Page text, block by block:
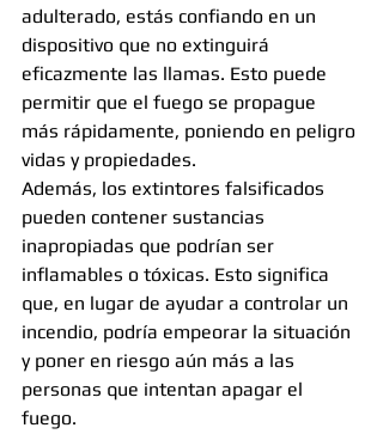
adulterado, estás confiando en un
dispositivo que no extinguirá
eficazmente las llamas. Esto puede
permitir que el fuego se propague
más rápidamente, poniendo en peligro
vidas y propiedades.
Además, los extintores falsificados
pueden contener sustancias
inapropiadas que podrían ser
inflamables o tóxicas. Esto significa
que, en lugar de ayudar a controlar un
incendio, podría empeorar la situación
y poner en riesgo aún más a las
personas que intentan apagar el
fuego.